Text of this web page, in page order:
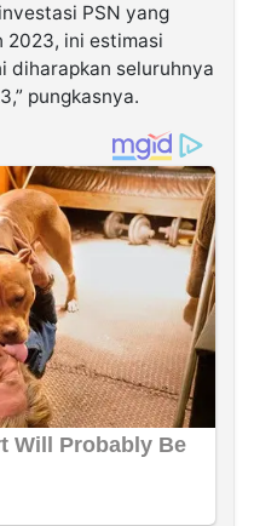
PSN yang
2023, ini estimasi
diharapkan seluruhnya
pungkasnya.